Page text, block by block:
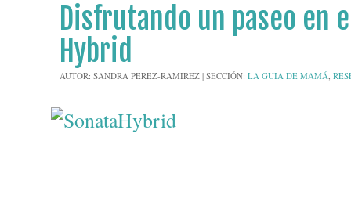
Disfrutando un paseo en
Hybrid
AUTOR: SANDRA PEREZ-RAMIREZ | SECCIÓN: LA GUIA DE MAMÁ,